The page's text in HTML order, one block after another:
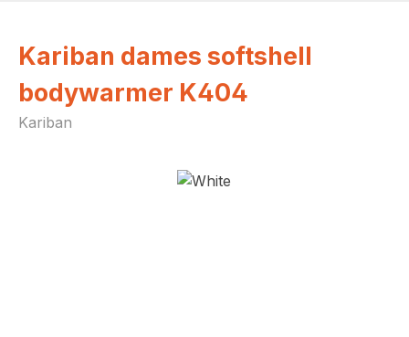
Kariban dames softshell
bodywarmer K404
Kariban
Afbeeldingengalerij overslaan